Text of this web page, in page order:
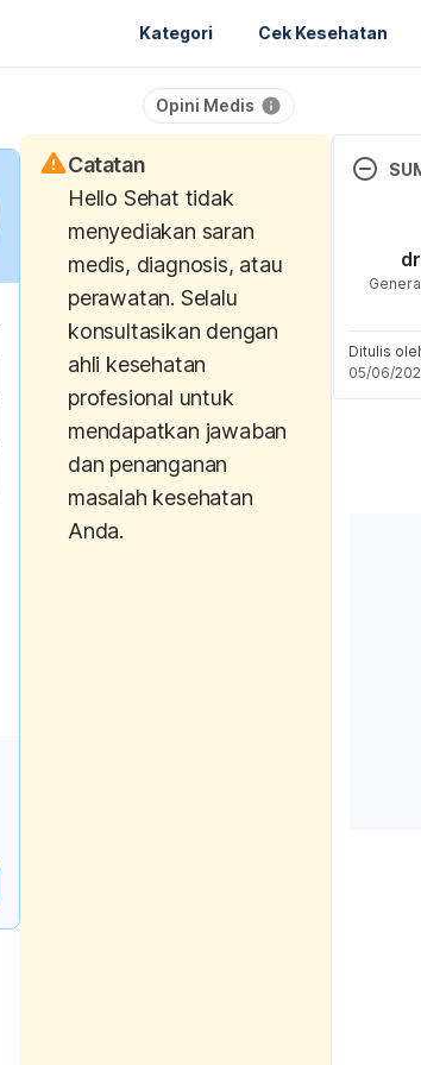
Kategori Cek Kesehatan
Opini Medis
Catatan
Hello Sehat tidak
menyediakan saran
medis, diagnosis, atau
perawatan. Selalu
konsultasikan dengan
ahli kesehatan
profesional untuk
mendapatkan jawaban
dan penanganan
masalah kesehatan
Anda.
D.
dan
Ditulis
05/06/